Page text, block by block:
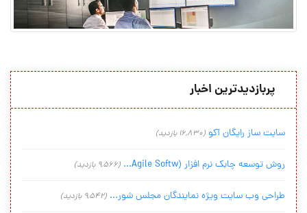
پربازدیدترین اخبار
سایت ساز رایگان آکو (16,830 بازدید)
روش توسعه چابک نرم افزار (Agile Softw... (9,566 بازدید)
طراحی وب سایت ویژه نمایندگان مجلس شور... (9,542 بازدید)